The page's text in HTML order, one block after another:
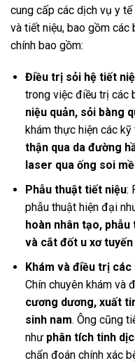
cung cấp các dịch vụ y
và tiết niệu, bao gồm các
chính bao gồm:
Điều trị sỏi hệ tiết
trong việc điều trị các
niệu quản, sỏi bàng
khám thực hiện các
thận qua da đường
laser qua ống soi
Phẫu thuật tiết niệu:
phẫu thuật hiện đại
hoàn nhân tạo,
và cắt đốt u xơ
Khám và điều trị các
Chín chuyên khám và
cương dương, xuất
sinh nam. Ông cũng
như phân tích tinh
chẩn đoán chính xác